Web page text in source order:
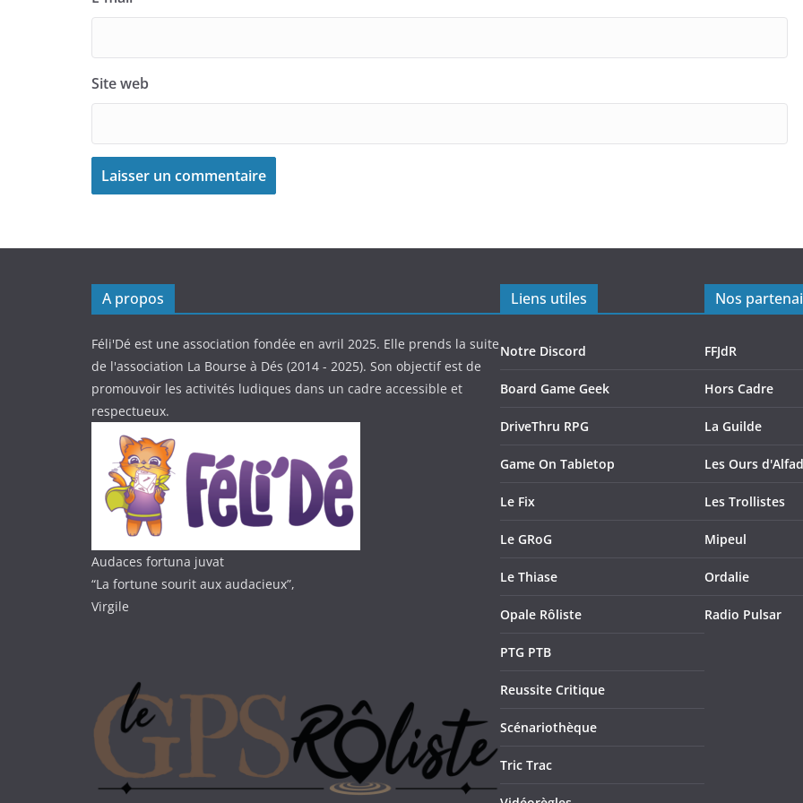
Site web
A propos
Féli'Dé est une association fondée en avril 2025. Elle prends la suite
de l'association La Bourse à Dés (2014 - 2025). Son objectif est de
promouvoir les activités ludiques dans un cadre accessible et
respectueux.
Audaces fortuna juvat
“La fortune sourit aux audacieux”,
Virgile
Liens utiles
Notre Discord
Board Game Geek
DriveThru RPG
Game On Tabletop
Le Fix
Le GRoG
Le Thiase
Opale Rôliste
PTG PTB
Reussite Critique
Scénariothèque
Tric Trac
Nos
FFJdR
Hors Cadre
La Guilde
Les Ours
Les Trollistes
Mipeul
Ordalie
Radio Pulsar